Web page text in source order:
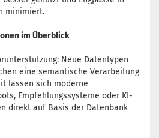
minimiert.
im Überblick
Neue Datentypen
eine semantische Verarbeitung
lassen sich moderne
Empfehlungssysteme oder KI-
direkt auf Basis der Datenbank